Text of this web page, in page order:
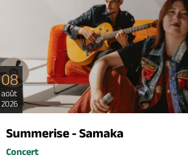
08
août
2026
Summerise - Samaka
Concert